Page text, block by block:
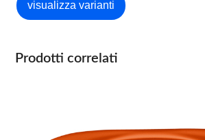
Prodotti correlati